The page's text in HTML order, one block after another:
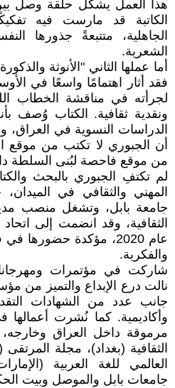
هذا العمل يشكل حلقة وصل بين
الكاتبة قد مارست فيه
الجاهلية، متتبعةً جذورها
الشعرية.
أما عملها الثاني "الأنوثة
فقد أثار اهتمامًا واسعًا في
لجرأته في مناقشة الخطاب
ونقدية ثقافية. الكتاب وُصف
الدراسات النسوية في العراق،
أن الجبوري لا تكتب من موقع
من موقع فاحصة لبُنى السلطة
لم تكتفِ الجبوري بالبحث
المهني والثقافي في
جامعة بابل، وتشغل منصب
الثقافية، وقد انضمت إلى اتحاد
عام 2020، مؤكدة
والفكرية.
شاركت في مؤتمرات
نالت درع الإبداع والتميز من
جانب عدد من الشهادات
وأكاديمية. كما نُشرت أعمالها
مرموقة داخل العراق وخارجه،
الثقافية (بغداد)، مجلة المرتقى
العالمي للغة العربية
جامعات بابل والموصل وبيت